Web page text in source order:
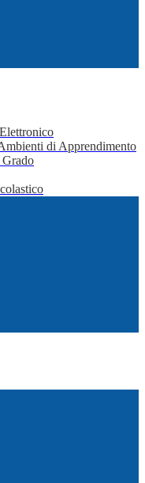
di Apprendimento
Grado